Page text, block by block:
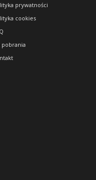
prywatności
cookies
pobrania